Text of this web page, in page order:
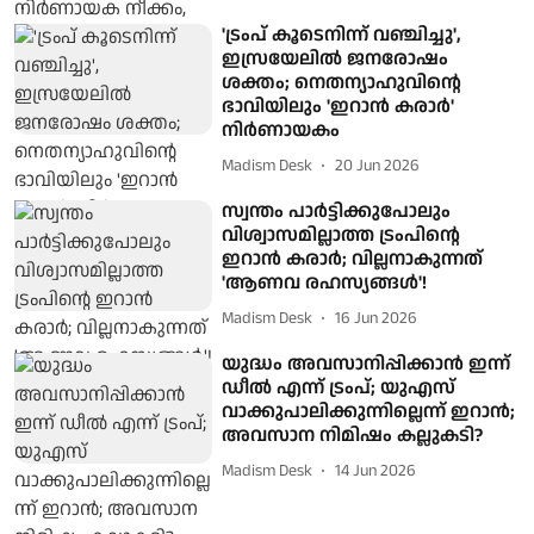
'ട്രംപ് കൂടെനിന്ന് വഞ്ചിച്ചു',
ഇസ്രയേലില്‍ ജനരോഷം
ശക്തം; നെതന്യാഹുവിന്റെ
ഭാവിയിലും 'ഇറാന്‍ കരാര്‍'
നിര്‍ണായകം
Madism Desk 20 Jun 2026
സ്വന്തം പാര്‍ട്ടിക്കുപോലും
വിശ്വാസമില്ലാത്ത ട്രംപിന്റെ
ഇറാന്‍ കരാര്‍; വില്ലനാകുന്നത്
'ആണവ രഹസ്യങ്ങള്‍'!
Madism Desk 16 Jun 2026
യുദ്ധം അവസാനിപ്പിക്കാന്‍ ഇന്ന്
ഡീല്‍ എന്ന് ട്രംപ്; യുഎസ്
വാക്കുപാലിക്കുന്നില്ലെന്ന് ഇറാന്‍;
അവസാന നിമിഷം കല്ലുകടി?
Madism Desk 14 Jun 2026